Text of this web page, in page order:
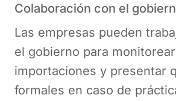
Colaboración con el
Las empresas pueden
el gobierno para
importaciones y presentar
formales en caso de